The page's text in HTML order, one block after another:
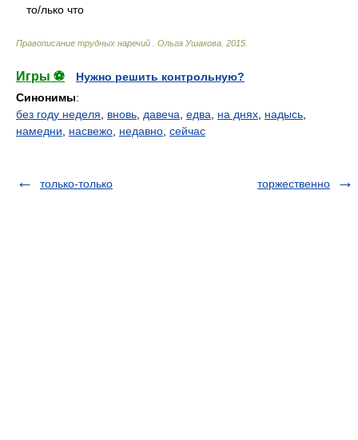
то/лько что
Правописание трудных наречий Ольга Ушакова 2015
Игры ⚽
Нужно решить контрольную?
Синонимы:
без году неделя
вновь давеча едва на днях надысь
намедни
насвежо недавно сейчас
только-только торжественно